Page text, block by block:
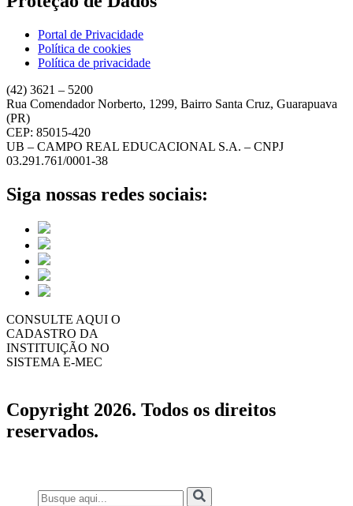
Portal de Privacidade
Política de cookies
Política de privacidade
(42) 3621 – 5200
Rua Comendador Norberto, 1299, Bairro Santa Cruz, Guarapuava
(PR)
CEP: 85015-420
UB – CAMPO REAL EDUCACIONAL S.A. – CNPJ
03.291.761/0001-38
Siga nossas redes sociais:
CONSULTE AQUI O
CADASTRO DA
INSTITUIÇÃO NO
SISTEMA E-MEC
Copyright 2026. Todos os direitos
reservados.